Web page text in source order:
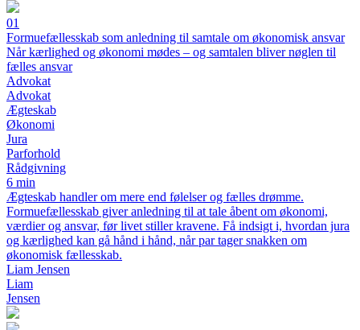
01
Formuefællesskab som anledning til samtale om økonomisk ansvar
Når kærlighed og økonomi mødes – og samtalen bliver nøglen til
fælles ansvar
Advokat
Advokat
Ægteskab
Økonomi
Jura
Parforhold
Rådgivning
6 min
Ægteskab handler om mere end følelser og fælles drømme.
Formuefællesskab giver anledning til at tale åbent om økonomi,
værdier og ansvar, før livet stiller kravene. Få indsigt i, hvordan jura
og kærlighed kan gå hånd i hånd, når par tager snakken om
økonomisk fællesskab.
Liam Jensen
Liam
Jensen